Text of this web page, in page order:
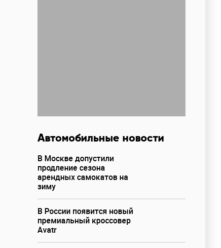
Автомобильные новости
В Москве допустили
продление сезона
арендных самокатов на
зиму
В России появится новый
премиальный кроссовер
Avatr